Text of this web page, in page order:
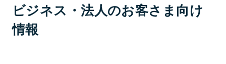
ビジネス・法人のお客さま向け
情報